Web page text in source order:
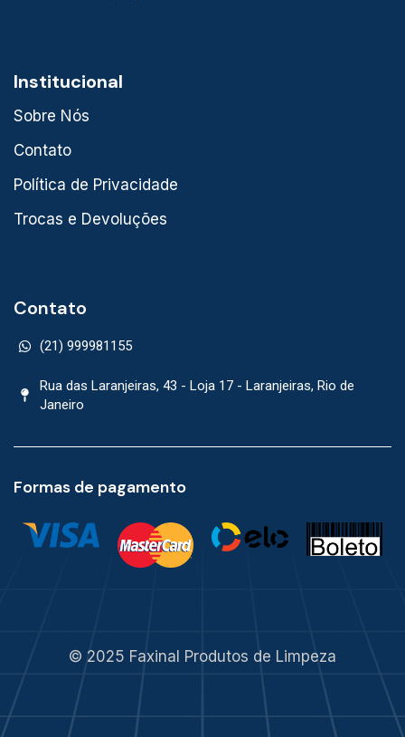
Institucional
Sobre Nós
Contato
Política de Privacidade
Trocas e Devoluções
Contato
(21) 999981155
Rua das Laranjeiras, 43 - Loja 17 - Laranjeiras, Rio de
Janeiro
Formas de pagamento
© 2025 Faxinal Produtos de Limpeza